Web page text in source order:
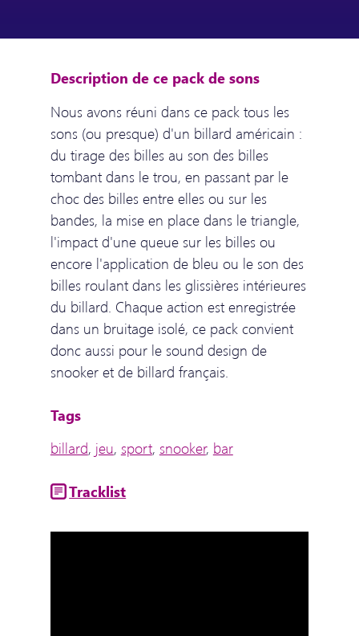
Description de ce pack de sons
Nous avons réuni dans ce pack tous les
sons (ou presque) d'un billard américain :
du tirage des billes au son des billes
tombant dans le trou, en passant par le
choc des billes entre elles ou sur les
bandes, la mise en place dans le triangle,
l'impact d'une queue sur les billes ou
encore l'application de bleu ou le son des
billes roulant dans les glissières intérieures
du billard. Chaque action est enregistrée
dans un bruitage isolé, ce pack convient
donc aussi pour le sound design de
snooker et de billard français.
Tags
billard, jeu, sport, snooker, bar
Tracklist